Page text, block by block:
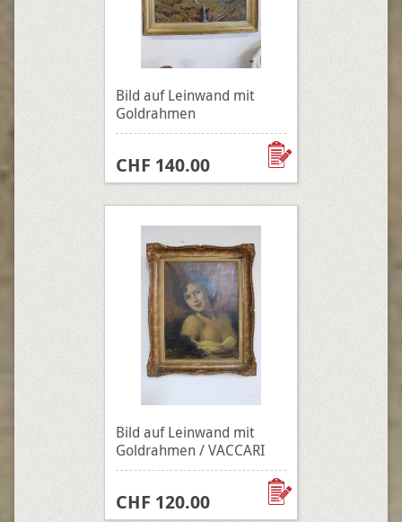
Bild auf Leinwand mit
Goldrahmen
CHF 140.00
Bild auf Leinwand mit
Goldrahmen / VACCARI
CHF 120.00